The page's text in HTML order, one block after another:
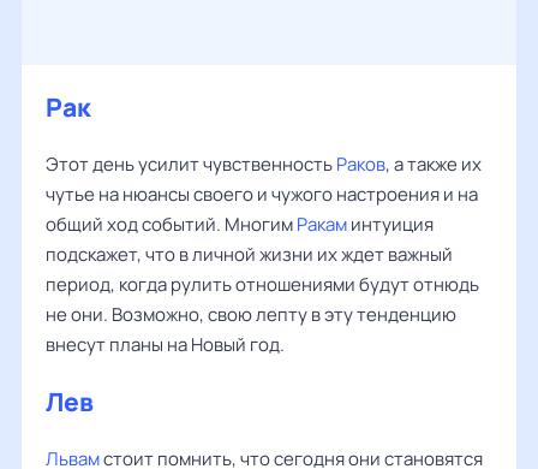
Рак
Этот день усилит чувственностьРаков, а также их
чутье на нюансы своего и чужого настроения и на
общий ход событий. МногимРакаминтуиция
подскажет, что в личной жизни их ждет важный
период, когда рулить отношениями будут отнюдь
не они. Возможно, свою лепту в эту тенденцию
внесут планы на Новый год.
Лев
Львамстоит помнить, что сегодня они становятся